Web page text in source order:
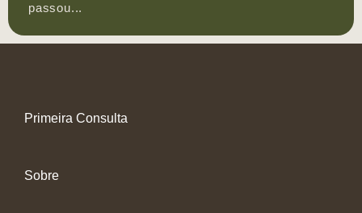
passou...
Primeira Consulta
Sobre